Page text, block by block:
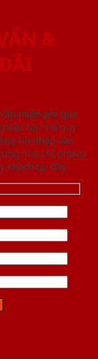
&
miễn phí qua
tại nhà quý
tin nhập vào
như chỉ phục vụ
khách tại đây.